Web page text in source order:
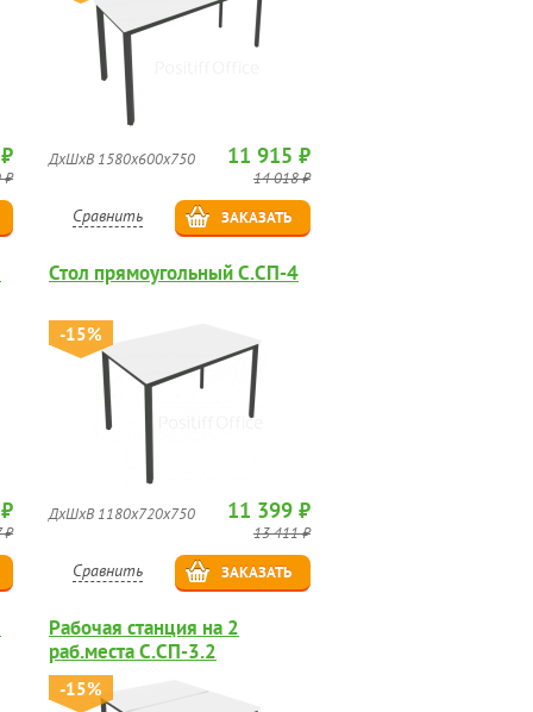
₽
ДхШхВ 1580х600х750 11 915 ₽
14 018 ₽
Сравнить ЗАКАЗАТЬ
₽
Стол прямоугольный С.СП-4
-15%
ДхШхВ 1180х720х750 11 399 ₽
13 411 ₽
Сравнить ЗАКАЗАТЬ
Рабочая станция на 2
раб.места С.СП-3.2
-15%